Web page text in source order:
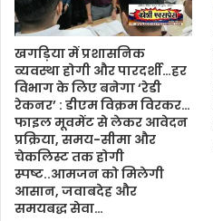
खगड़िया में प्रशासनिक
व्यवस्था होगी और पारदर्शी…हर
विभाग के लिए बनेगा ‘रेडी
रेकनर’ : डीएम विक्रम विरकर…
फाइल मूवमेंट से लेकर आवेदन
प्रक्रिया, समय-सीमा और
चेकलिस्ट तक होगी
स्पष्ट..आमजन को मिलेगी
आसान, जवाबदेह और
समयबद्ध सेवा…